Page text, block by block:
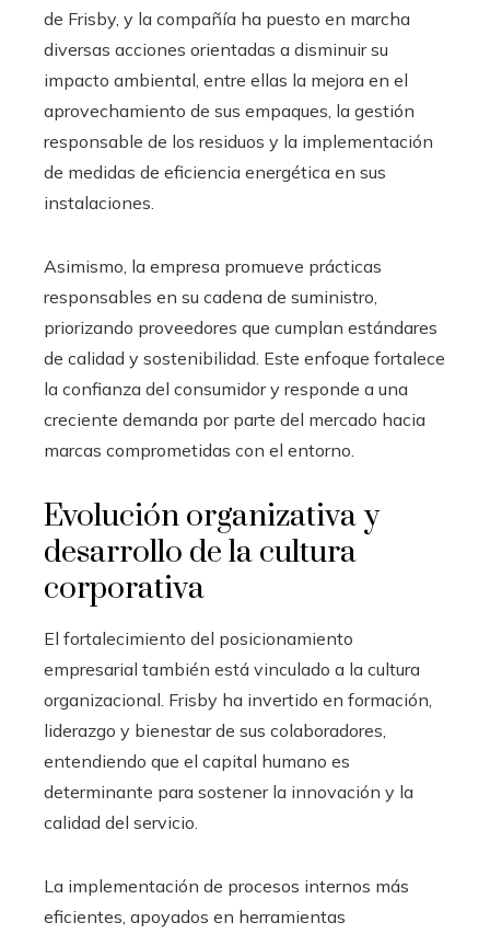
de Frisby, y la compañía ha puesto en marcha
diversas acciones orientadas a disminuir su
impacto ambiental, entre ellas la mejora en el
aprovechamiento de sus empaques, la gestión
responsable de los residuos y la implementación
de medidas de eficiencia energética en sus
instalaciones.
Asimismo, la empresa promueve prácticas
responsables en su cadena de suministro,
priorizando proveedores que cumplan estándares
de calidad y sostenibilidad. Este enfoque fortalece
la confianza del consumidor y responde a una
creciente demanda por parte del mercado hacia
marcas comprometidas con el entorno.
Evolución organizativa y
desarrollo de la cultura
corporativa
El fortalecimiento del posicionamiento
empresarial también está vinculado a la cultura
organizacional. Frisby ha invertido en formación,
liderazgo y bienestar de sus colaboradores,
entendiendo que el capital humano es
determinante para sostener la innovación y la
calidad del servicio.
La implementación de procesos internos más
eficientes, apoyados en herramientas